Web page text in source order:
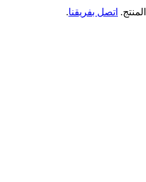
اتصل بفريقنا.